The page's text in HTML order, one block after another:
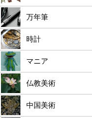
万年筆
時計
マニア
仏教美術
中国美術